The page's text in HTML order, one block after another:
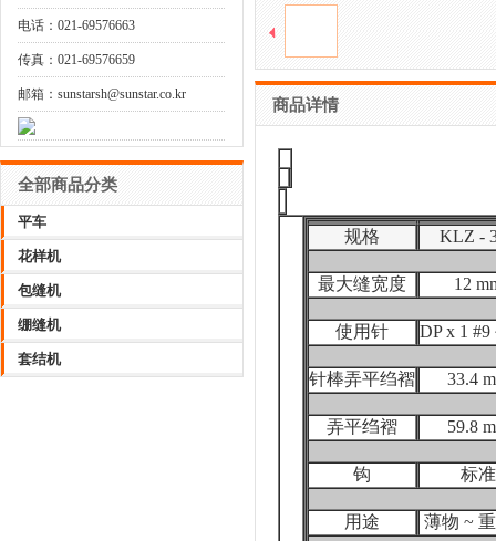
电话：021-69576663
传真：021-69576659
邮箱：sunstarsh@sunstar.co.kr
全部商品分类
平车
花样机
包缝机
绷缝机
套结机
商品详情
规格 KLZ -
最大缝宽度 12
使用针 DP x 1 #9
针棒弄平绉褶 33.4
弄平绉褶 59.8
钩 标准
用途 薄物 ~